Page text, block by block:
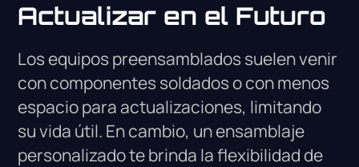
Actualizar en el Futuro
Los equipos preensamblados suelen venir
con componentes soldados o con menos
espacio para actualizaciones, limitando
su vida útil. En cambio, un ensamblaje
personalizado te brinda la flexibilidad de